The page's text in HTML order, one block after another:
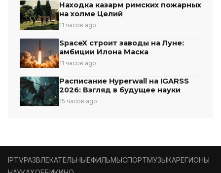
Находка казарм римских пожарных
на холме Целий
11 часов ago
SpaceX строит заводы на Луне:
амбиции Илона Маска
11 часов ago
Расписание Hyperwall на IGARSS
2026: Взгляд в будущее науки
15 часов ago
IPTVРАЗВЛЕКАТЕЛЬНЫЕФИЛЬМЫСПОРТМУЗЫКАРЕГИОНЫ